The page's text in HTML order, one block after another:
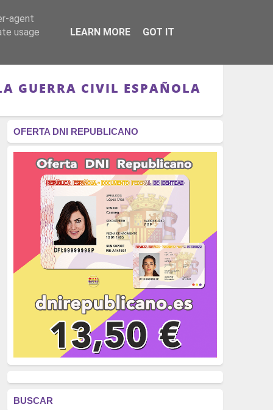
RÉGIMEN - MONARQUÍA
GUERRA CIVIL ESPAÑOLA
OFERTA DNI REPUBLICANO
BUSCAR
agent
usage
LEARN MORE GOT IT